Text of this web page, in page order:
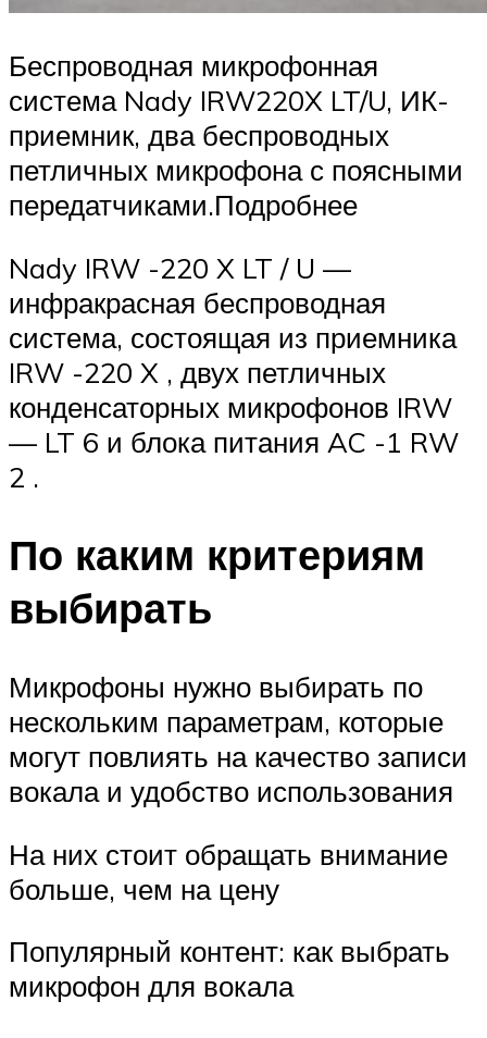
Беспроводная микрофонная
система Nady IRW220X LT/U, ИК-
приемник, два беспроводных
петличных микрофона с поясными
передатчиками.Подробнее
Nady IRW -220 X LT / U —
инфракрасная беспроводная
система, состоящая из приемника
IRW -220 X , двух петличных
конденсаторных микрофонов IRW
— LT 6 и блока питания AC -1 RW
2 .
По каким критериям
выбирать
Микрофоны нужно выбирать по
нескольким параметрам, которые
могут повлиять на качество записи
вокала и удобство использования
На них стоит обращать внимание
больше, чем на цену
Популярный контент: как выбрать
микрофон для вокала